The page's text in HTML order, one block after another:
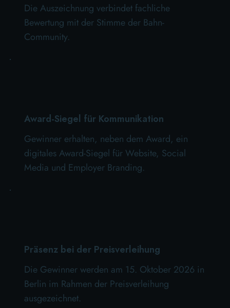
Die Auszeichnung verbindet fachliche
Bewertung mit der Stimme der Bahn-
Community.
Award-Siegel für Kommunikation
Gewinner erhalten, neben dem Award, ein
digitales Award-Siegel für Website, Social
Media und Employer Branding.
Präsenz bei der Preisverleihung
Die Gewinner werden am 15. Oktober 2026 in
Berlin im Rahmen der Preisverleihung
ausgezeichnet.